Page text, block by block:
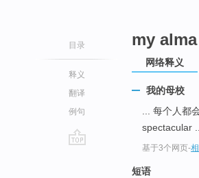
目录
释义
翻译
例句
my
网络释义
我的母校
... 每个人都
spectacular ...
基于3个网页-
短语